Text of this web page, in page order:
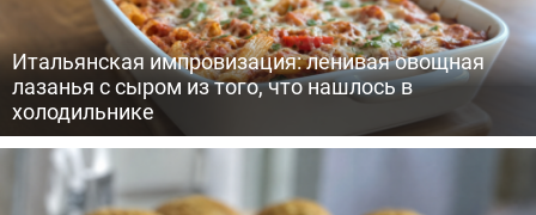
Итальянская импровизация: ленивая овощная
лазанья с сыром из того, что нашлось в
холодильнике